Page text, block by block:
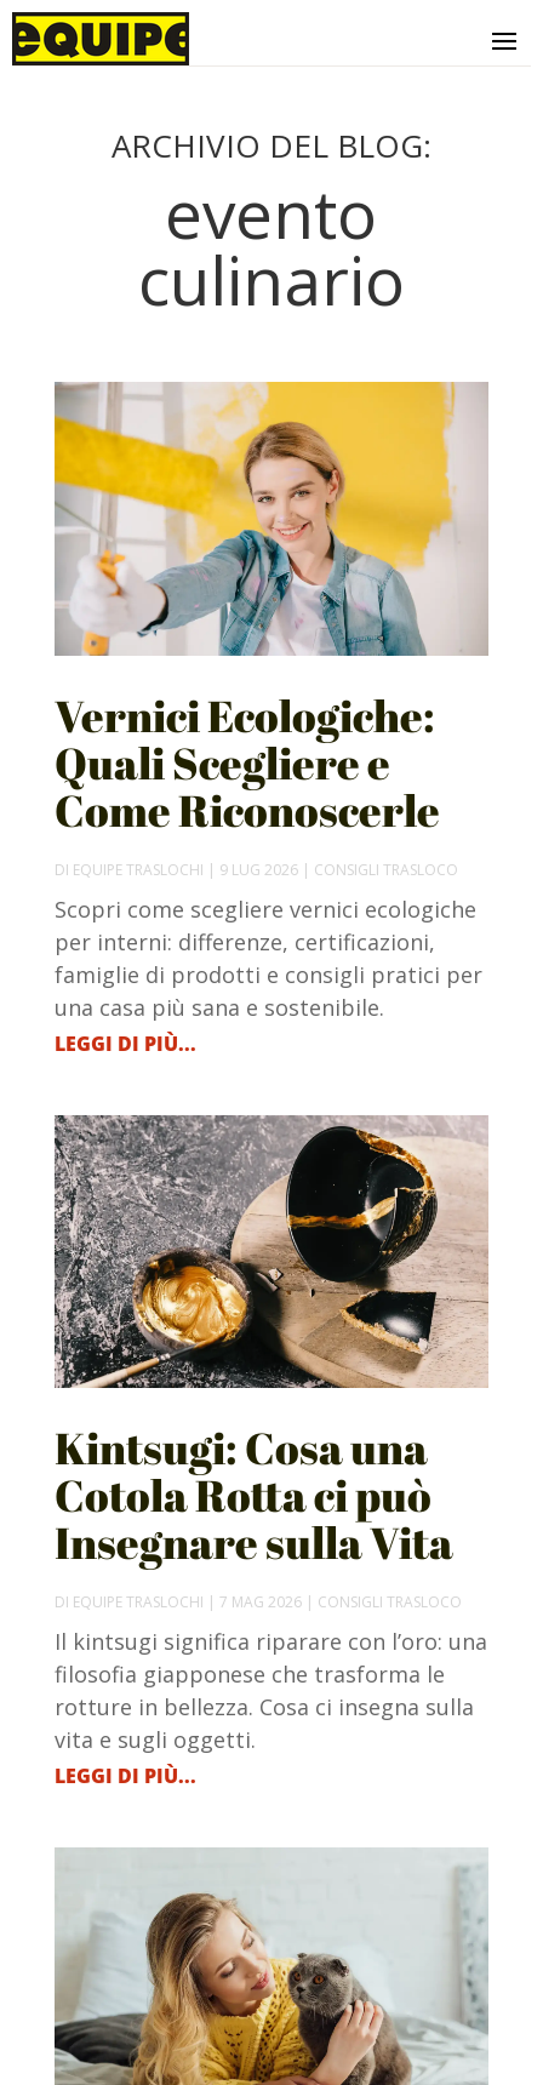
ARCHIVIO DEL BLOG:
evento
culinario
Vernici Ecologiche:
Quali Scegliere e
Come Riconoscerle
DI EQUIPE TRASLOCHI | 9 LUG 2026| CONSIGLI TRASLOCO
Scopri come scegliere vernici ecologiche
per interni: differenze, certificazioni,
famiglie di prodotti e consigli pratici per
una casa più sana e sostenibile.
LEGGI DI PIÙ...
Kintsugi: Cosa una
Cotola Rotta ci può
Insegnare sulla Vita
DI EQUIPE TRASLOCHI | 7 MAG 2026| CONSIGLI TRASLOCO
Il kintsugi significa riparare con l’oro: una
filosofia giapponese che trasforma le
rotture in bellezza. Cosa ci insegna sulla
vita e sugli oggetti.
LEGGI DI PIÙ...